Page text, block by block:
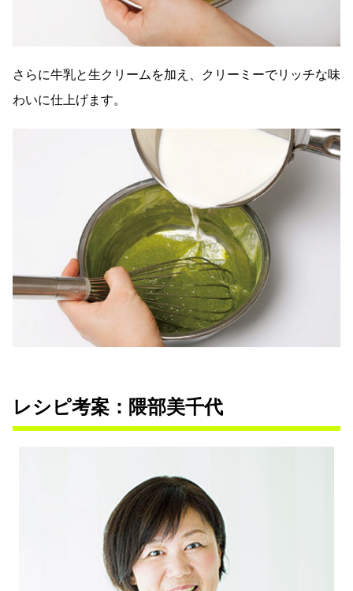
さらに牛乳と生クリームを加え、クリーミーでリッチな味
わいに仕上げます。
レシピ考案：隈部美千代